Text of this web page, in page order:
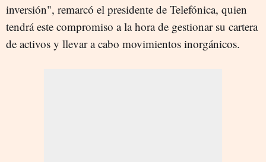
inversión", remarcó el presidente de Telefónica, quien
tendrá este compromiso a la hora de gestionar su cartera
de activos y llevar a cabo movimientos inorgánicos.